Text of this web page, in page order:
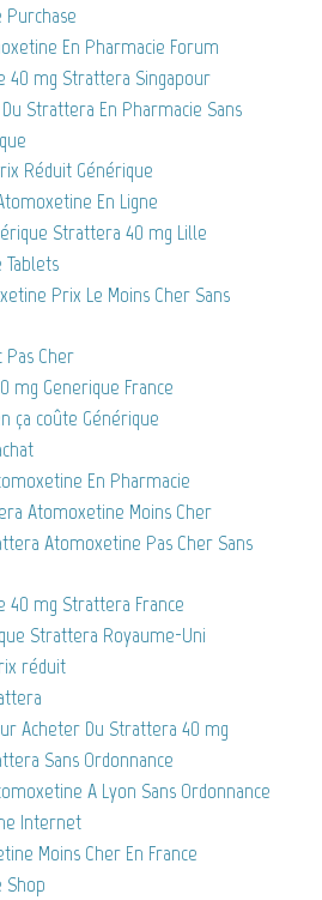
En Pharmacie Forum
40 mg Strattera Singapour
Strattera En Pharmacie Sans
Réduit Générique
En Ligne
Strattera 40 mg Lille
Prix Le Moins Cher Sans
Cher
mg Generique France
ça coûte Générique
En Pharmacie
Atomoxetine Moins Cher
Atomoxetine Pas Cher Sans
40 mg Strattera France
Strattera Royaume-Uni
réduit
Acheter Du Strattera 40 mg
Sans Ordonnance
A Lyon Sans Ordonnance
Internet
Moins Cher En France
Shop